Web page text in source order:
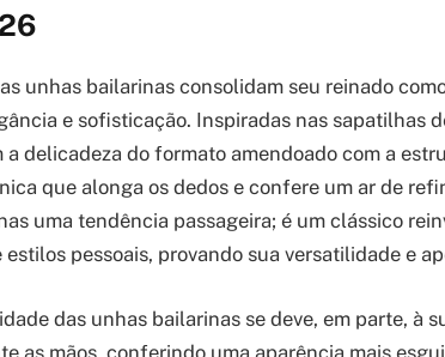
unhas bailarinas consolidam seu reinado
e sofisticação. Inspiradas nas sapatilhas
a delicadeza do formato amendoado com a
que alonga os dedos e confere um ar de
uma tendência passageira; é um clássico
estilos pessoais, provando sua versatilidade e
das unhas bailarinas se deve, em parte, à